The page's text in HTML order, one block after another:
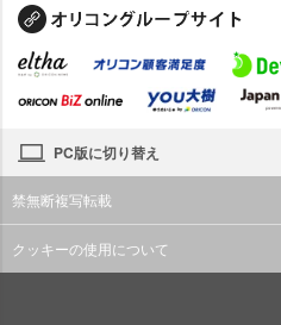
PC版に切り替え
禁無断複写転載
クッキーの使用について